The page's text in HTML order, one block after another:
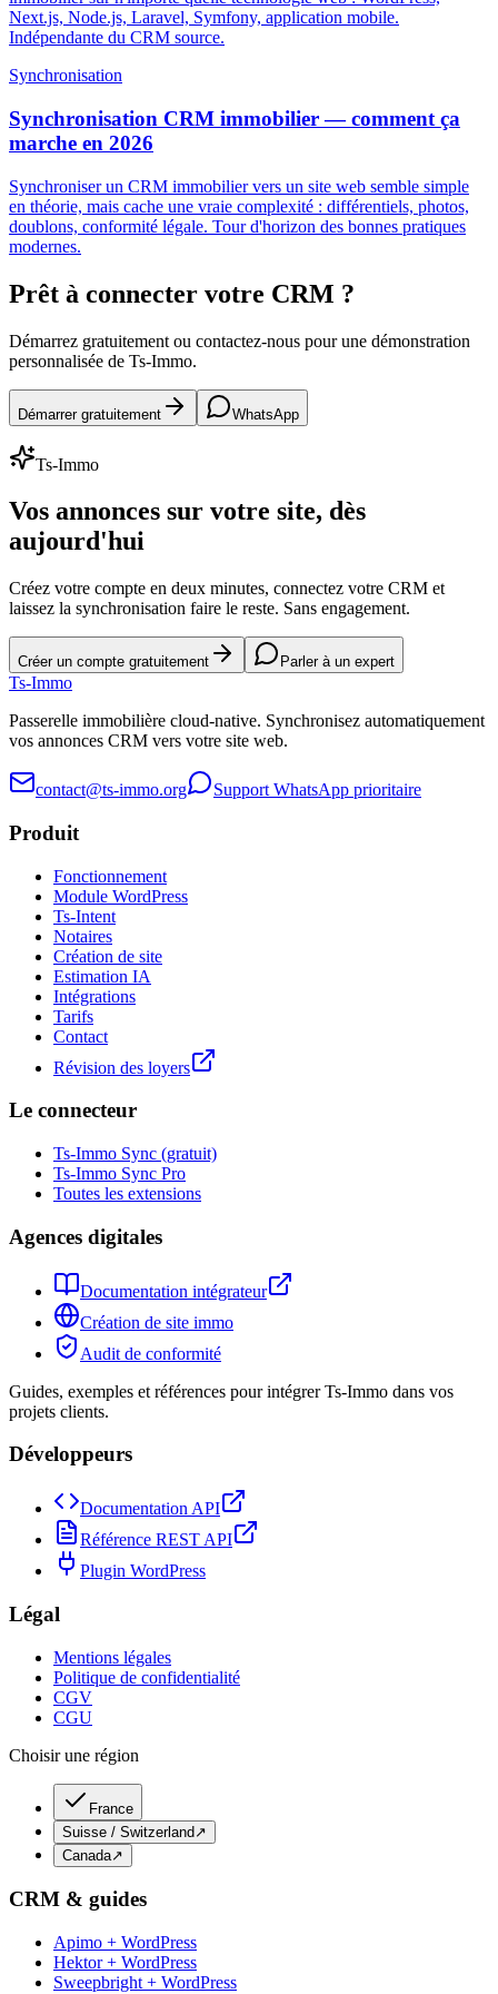
Next.js, Node.js, Laravel, Symfony, application mobile.
Indépendante du CRM source.
Synchronisation
Synchronisation CRM immobilier — comment ça
marche en 2026
Synchroniser un CRM immobilier vers un site web semble simple
en théorie, mais cache une vraie complexité : différentiels, photos,
doublons, conformité légale. Tour d'horizon des bonnes pratiques
modernes.
Prêt à connecter votre CRM ?
Démarrez gratuitement ou contactez-nous pour une démonstration
personnalisée de Ts-Immo.
Démarrer gratuitement WhatsApp
Ts-Immo
Vos annonces sur votre site, dès
aujourd'hui
Créez votre compte en deux minutes, connectez votre CRM et
laissez la synchronisation faire le reste. Sans engagement.
Créer un compte gratuitement Parler à un expert
Ts-Immo
Passerelle immobilière cloud-native. Synchronisez automatiquement
vos annonces CRM vers votre site web.
contact@ts-immo.org Support WhatsApp prioritaire
Produit
Fonctionnement
Module WordPress
Ts-Intent
Notaires
Création de site
Estimation IA
Intégrations
Tarifs
Contact
Révision des loyers
Le connecteur
Ts-Immo Sync (gratuit)
Ts-Immo Sync Pro
Toutes les extensions
Agences digitales
Documentation intégrateur
Création de site immo
Audit de conformité
Guides, exemples et références pour intégrer Ts-Immo dans vos
projets clients.
Développeurs
Documentation API
Référence REST API
Plugin WordPress
Légal
Mentions légales
Politique de confidentialité
CGV
CGU
Choisir une région
France
Suisse / Switzerland↗
Canada↗
CRM & guides
Apimo + WordPress
Hektor + WordPress
Sweepbright + WordPress